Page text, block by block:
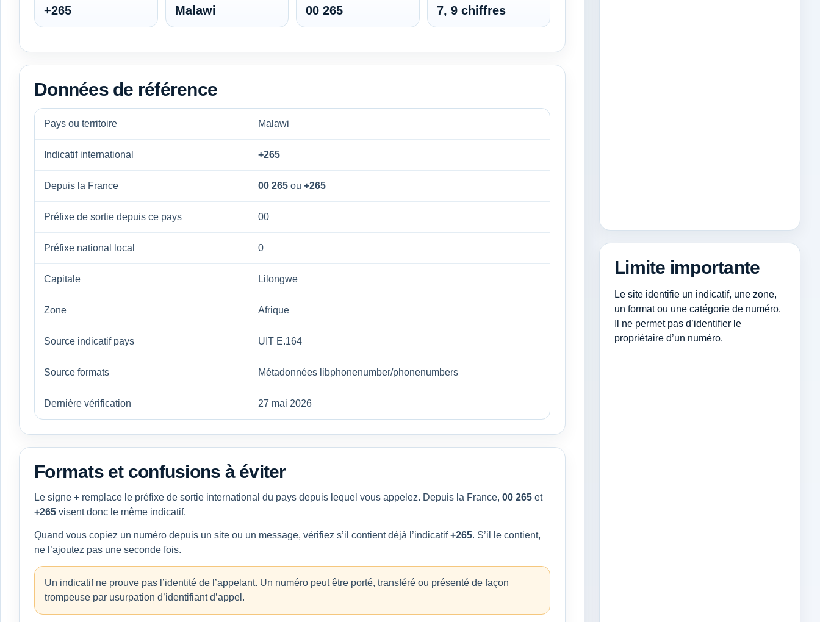
+265 Malawi 00 265 7, 9 chiffres
Données de référence
Pays ou territoire Malawi
Indicatif international +265
Depuis la France 00 265 ou +265
Préfixe de sortie depuis ce pays 00
Préfixe national local 0
Capitale Lilongwe
Zone Afrique
Source indicatif pays UIT E.164
Source formats Métadonnées libphonenumber/phonenumbers
Dernière vérification 27 mai 2026
Formats et confusions à éviter
Le signe + remplace le préfixe de sortie international du pays depuis lequel vous appelez. Depuis la France, 00 265 et
+265 visent donc le même indicatif.
Quand vous copiez un numéro depuis un site ou un message, vérifiez s’il contient déjà l’indicatif+265. S’il le contient,
ne l’ajoutez pas une seconde fois.
Un indicatif ne prouve pas l’identité de l’appelant. Un numéro peut être porté, transféré ou présenté de façon
trompeuse par usurpation d’identifiant d’appel.
Limite importante
Le site identifie un indicatif, une zone,
un format ou une catégorie de numéro.
Il ne permet pas d’identifier le
propriétaire d’un numéro.